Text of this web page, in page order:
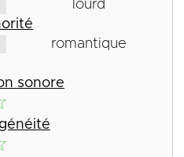
lourd
romantique
sonore